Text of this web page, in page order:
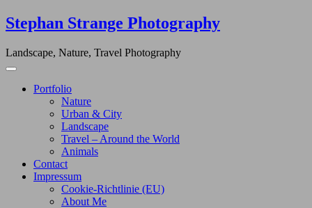
Skip
to
Stephan Strange Photography
Landscape, Nature, Travel Photography
Portfolio
Nature
Urban & City
Landscape
Travel – Around the World
Animals
Contact
Impressum
Cookie-Richtlinie (EU)
About Me